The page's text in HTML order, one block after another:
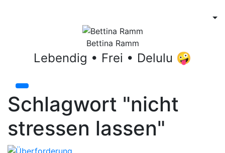
Bettina Ramm
Lebendig • Frei • Delulu 🤪
Schlagwort "nicht
stressen lassen"